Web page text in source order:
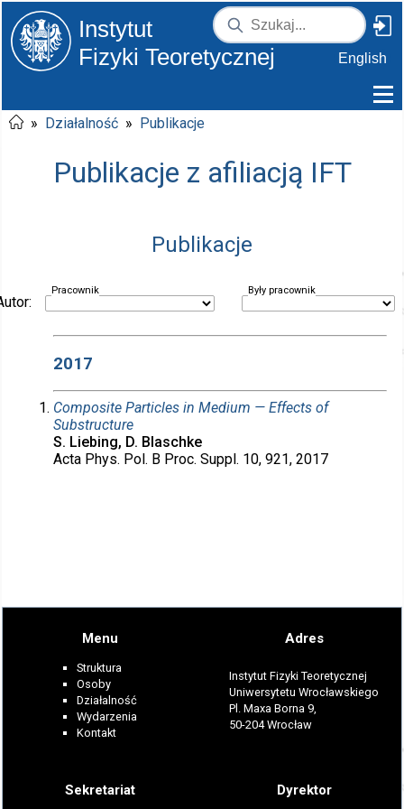
Instytut
Fizyki Teoretycznej
English
» Działalność » Publikacje
Publikacje z afiliacją IFT
Publikacje
Pracownik Były pracownik
2017
Composite Particles in Medium — Effects of
Substructure
S. Liebing, D. Blaschke
Acta Phys. Pol. B Proc. Suppl. 10, 921, 2017
Menu
Struktura
Osoby
Działalność
Wydarzenia
Kontakt
Adres
Instytut Fizyki Teoretycznej
Uniwersytetu Wrocławskiego
Pl. Maxa Borna 9,
50-204 Wrocław
Sekretariat Dyrektor